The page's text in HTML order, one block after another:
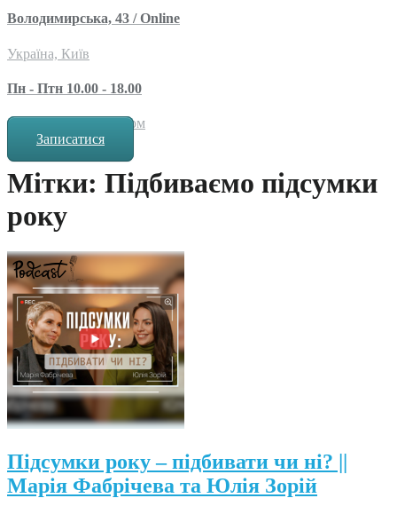
Володимирська, 43 / Online
Україна, Київ
Пн - Птн 10.00 - 18.00
за попереднім записом
Записатися
Мітки: Підбиваємо підсумки
року
Підсумки року – підбивати чи ні? ||
Марія Фабрічева та Юлія Зорій